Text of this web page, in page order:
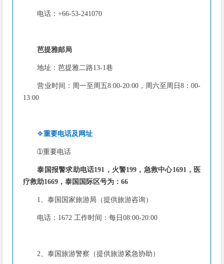
电话：+66-53-241070
芭提雅邮局
地址：芭提雅二路13-1巷
营业时间：周一至周五8:00-20:00，周六至周日8：00-
13:00
❖重要电话及网址
➀重要电话
泰国报警求助电话191，火警199，急救中心1691，医
疗救助1669，泰国国际区号为：66
1、泰国国家旅游局（提供旅游咨询）
电话：1672 工作时间：每日08:00-20:00
2、泰国旅游警察（提供旅游紧急协助）